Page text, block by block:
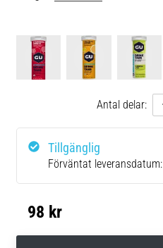
Antal delar:
Tillgänglig
Förväntat leveransdatum:
98 kr